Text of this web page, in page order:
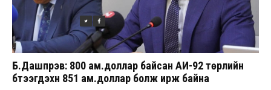
Б.Дашпүрэв: 800 ам.доллар байсан АИ-92 төрлийн
бүтээгдэхүүн 851 ам.доллар болж ирж байна